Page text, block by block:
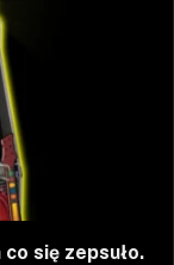
się zepsuło.